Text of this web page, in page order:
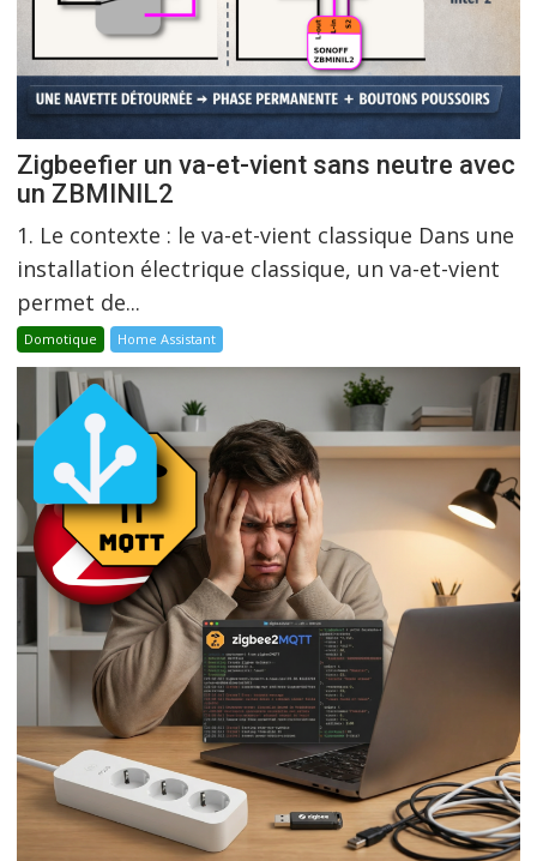
Zigbeefier un va-et-vient sans neutre avec
un ZBMINIL2
1. Le contexte : le va-et-vient classique Dans une
installation électrique classique, un va-et-vient
permet de...
Domotique Home Assistant